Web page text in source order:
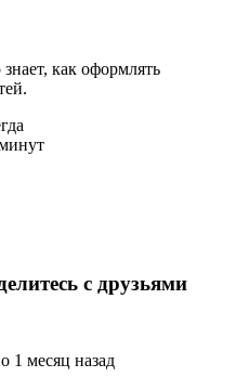
как оформлять
с друзьями
1 месяц назад